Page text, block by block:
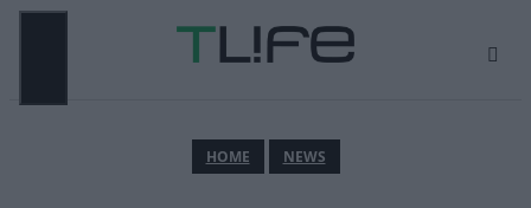
Μετάβαση
ΗΟΜΕ NEWS